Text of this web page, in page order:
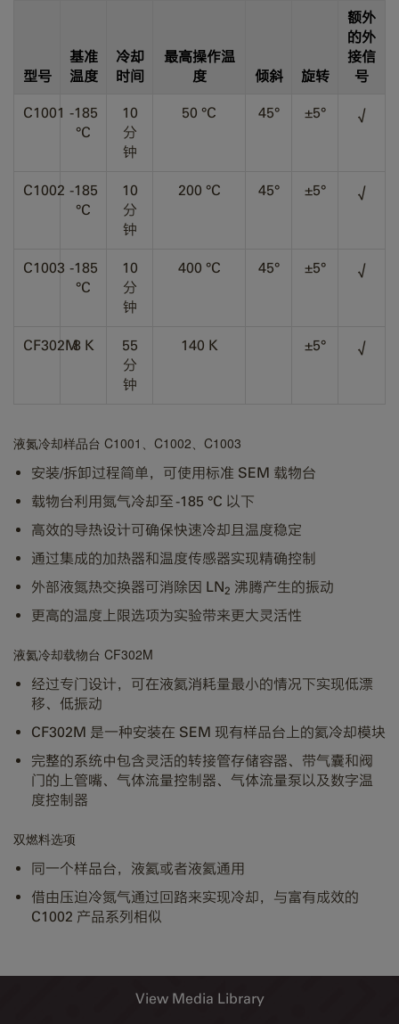
型号
基准
温度
冷却
时间
最高操作温
度
倾斜 旋转
额外
的外
接信
号
C1001 -185
°C
10
分
钟
50 °C 45° ±5° √
C1002 -185
°C
10
分
钟
200 °C 45° ±5° √
C1003 -185
°C
10
分
钟
400 °C 45° ±5° √
CF302M8 K
55
分
钟
140 K ±5° √
液氮冷却样品台 C1001、C1002、C1003
安装/拆卸过程简单，可使用标准 SEM 载物台
载物台利用氮气冷却至 -185 °C 以下
高效的导热设计可确保快速冷却且温度稳定
通过集成的加热器和温度传感器实现精确控制
外部液氮热交换器可消除因 LN2 沸腾产生的振动
更高的温度上限选项为实验带来更大灵活性
液氦冷却载物台 CF302M
经过专门设计，可在液氦消耗量最小的情况下实现低漂
移、低振动
CF302M 是一种安装在 SEM 现有样品台上的氦冷却模块
完整的系统中包含灵活的转接管存储容器、带气囊和阀
门的上管嘴、气体流量控制器、气体流量泵以及数字温
度控制器
双燃料选项
同一个样品台，液氦或者液氦通用
借由压迫冷氮气通过回路来实现冷却，与富有成效的
C1002 产品系列相似
View Media Library